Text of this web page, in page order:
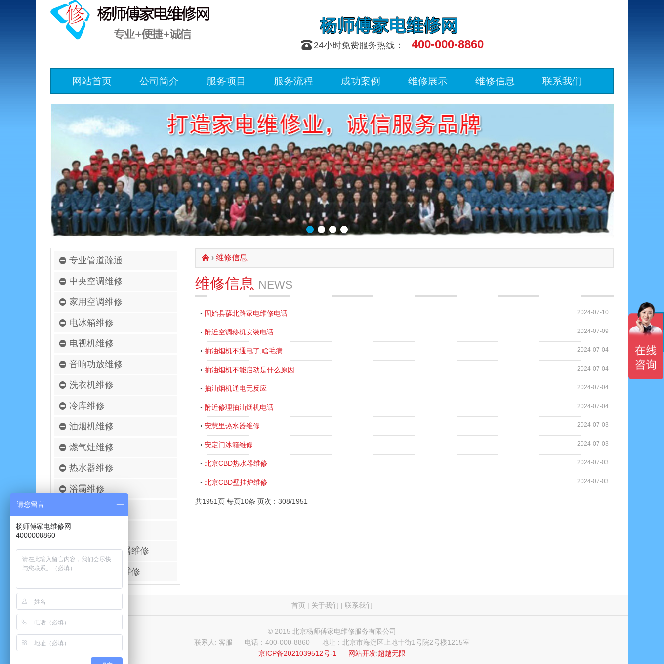
󰇯 24小时免费服务热线： 400-000-8860
网站首页 公司简介 服务项目 服务流程 成功案例 维修展示 维修信息 联系我们
专业管道疏通
中央空调维修
家用空调维修
电冰箱维修
电视机维修
音响功放维修
洗衣机维修
冷库维修
油烟机维修
燃气灶维修
热水器维修
浴霸维修
壁挂炉维修
进口空气净化器维修
太阳能热水器维修
󰄫› 维修信息
维修信息 NEWS
• 固始县蓼北路家电维修电话 2024-07-10
• 附近空调移机安装电话 2024-07-09
• 抽油烟机不通电了,啥毛病 2024-07-04
• 抽油烟机不能启动是什么原因 2024-07-04
• 抽油烟机通电无反应 2024-07-04
• 附近修理抽油烟机电话 2024-07-04
• 安慧里热水器维修 2024-07-03
• 安定门冰箱维修 2024-07-03
• 北京CBD热水器维修 2024-07-03
• 北京CBD壁挂炉维修 2024-07-03
共1951页 每页10条 页次：308/1951
首页 | 关于我们 | 联系我们
© 2015 北京杨师傅家电维修服务有限公司
联系人: 客服
电话：400-000-8860
地址：北京市海淀区上地十街1号院2号楼1215室
京ICP备2021039512号-1
网站开发:超越无限
请您留言
杨师傅家电维修网
4000008860